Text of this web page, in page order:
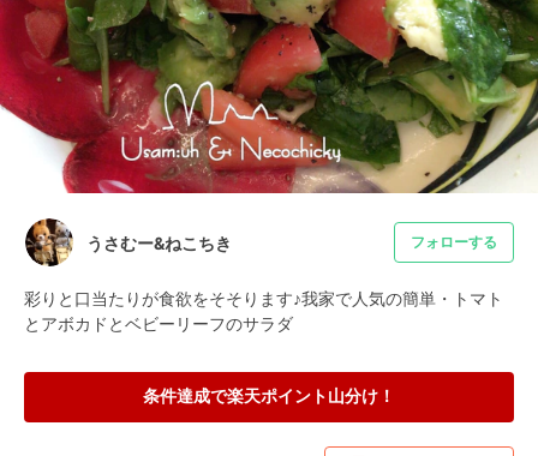
うさむー&ねこちき フォローする
彩りと口当たりが食欲をそそります♪我家で人気の簡単・トマト
とアボカドとベビーリーフのサラダ
条件達成で楽天ポイント山分け！